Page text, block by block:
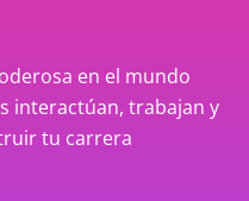
en el mundo
interactúan, trabajan y
tu carrera